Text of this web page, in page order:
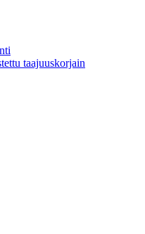
taajuuskorjain